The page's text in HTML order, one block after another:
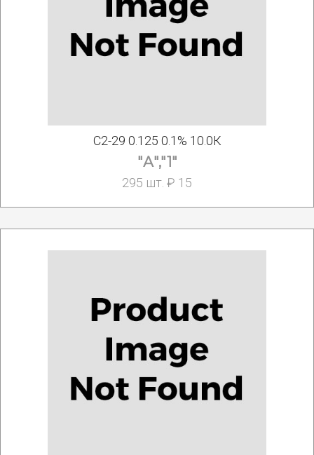
С2-29 0.125 0.1% 10.0К
"А","1"
295 шт. ₽ 15